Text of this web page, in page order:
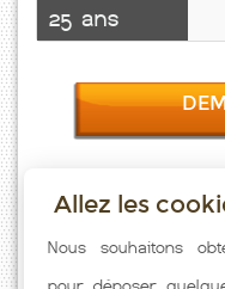
25 ans
Taux emprunt actualisés
Immobilier pratiqués par
Allez les
Nous souhaitons